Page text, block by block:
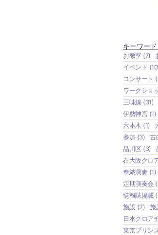
キーワード
お教室 (7)
イベント
コンサート
ワークショ
三味線 (31)
伊勢神宮(1)
六本木 (1)
参加 (3) 古
品川区 (3)
在大阪クロ
奉納演奏 (1)
定期演奏会
情報誌掲載
施設 (2) 施
日本クロア
東京プリン